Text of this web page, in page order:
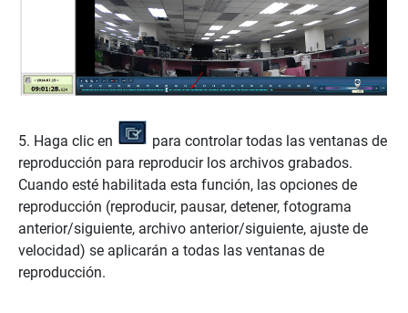
5. Haga clic en
para controlar todas las ventanas de
reproducción para reproducir los archivos grabados.
Cuando esté habilitada esta función, las opciones de
reproducción (reproducir, pausar, detener, fotograma
anterior/siguiente, archivo anterior/siguiente, ajuste de
velocidad) se aplicarán a todas las ventanas de
reproducción.